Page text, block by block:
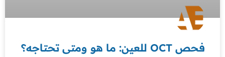
فحص OCT للعين: ما هو ومتى تحتاجه؟